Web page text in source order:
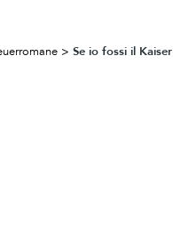
> Se io fossi il Kaiser